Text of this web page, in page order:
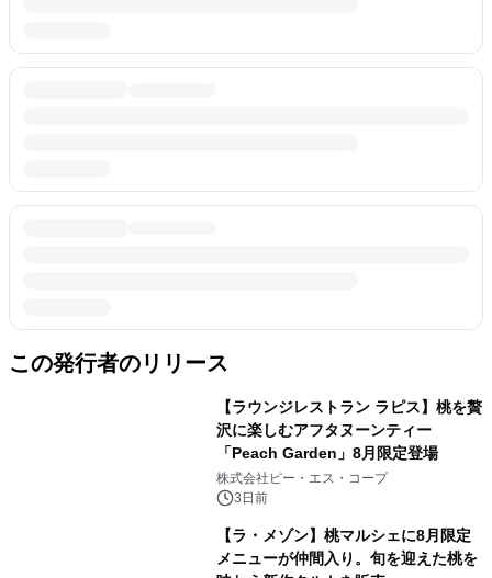
この発行者のリリース
【ラウンジレストラン ラピス】桃を贅
沢に楽しむアフタヌーンティー
「Peach Garden」8月限定登場
株式会社ピー・エス・コープ
3日前
【ラ・メゾン】桃マルシェに8月限定
メニューが仲間入り。旬を迎えた桃を